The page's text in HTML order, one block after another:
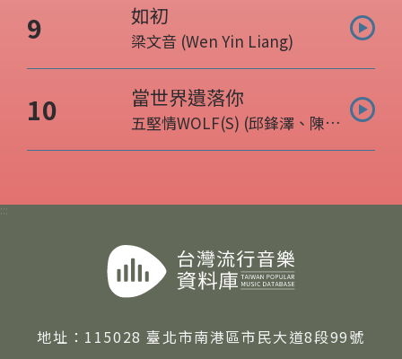
9 曲目名稱:
如初
表演人:
梁文音 (Wen Yin Liang)
10 曲目名稱:
當世界遺落你
表演人:
五堅情WOLF(S) (邱鋒澤、陳零
:::
地址： 115028 臺北市南港區市民大道8段99號